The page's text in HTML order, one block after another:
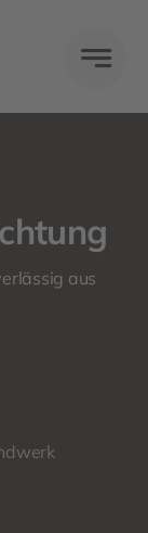
aus